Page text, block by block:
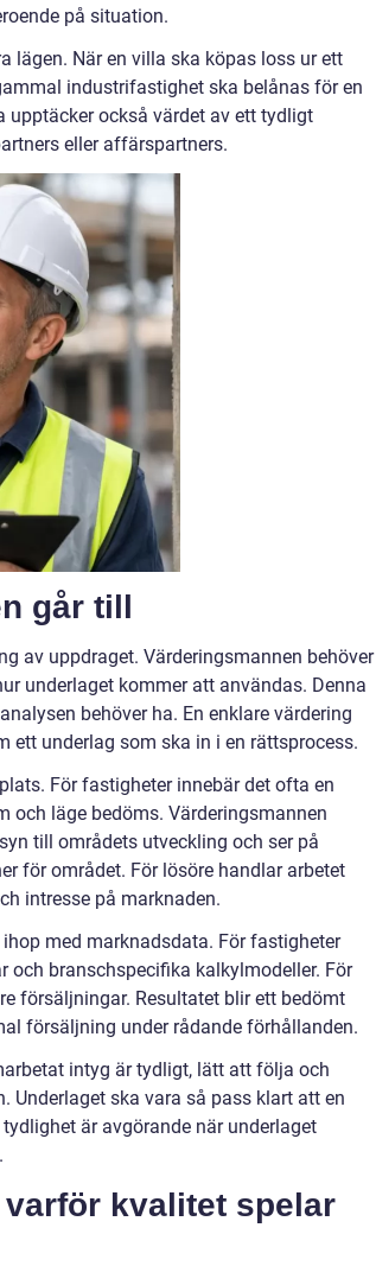
på situation.
lägen. När en villa ska köpas loss ur ett
industrifastighet ska belånas för en
upptäcker också värdet av ett tydligt
eller affärspartners.
går till
av uppdraget. Värderingsmannen behöver
underlaget kommer att användas. Denna
behöver ha. En enklare värdering
underlag som ska in i en rättsprocess.
För fastigheter innebär det ofta en
och läge bedöms. Värderingsmannen
till områdets utveckling och ser på
för området. För lösöre handlar arbetet
intresse på marknaden.
med marknadsdata. För fastigheter
branschspecifika kalkylmodeller. För
försäljningar. Resultatet blir ett bedömt
försäljning under rådande förhållanden.
intyg är tydligt, lätt att följa och
ska vara så pass klart att en
är avgörande när underlaget
kvalitet spelar